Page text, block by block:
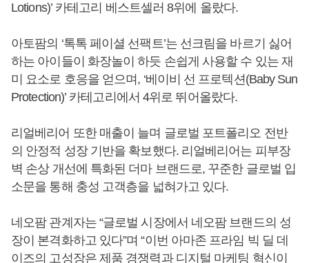
Lotions)’ 카테고리 베스트셀러 8위에 올랐다.
아토팜의 ‘톡톡 페이셜 선팩트’는 선크림을 바르기 싫어
하는 아이들이 화장놀이 하듯 손쉽게 사용할 수 있는 재
미 요소로 호응을 얻으며, ‘베이비 선 프로텍션(Baby Sun
Protection)’ 카테고리에서 4위로 뛰어올랐다.
리얼베리어 또한 매출이 늘며 글로벌 포트폴리오 전반
의 안정적 성장 기반을 확보했다. 리얼베리어는 피부장
벽 손상 개선에 특화된 더마 브랜드로, 꾸준한 글로벌 입
소문을 통해 충성 고객층을 넓혀가고 있다.
네오팜 관계자는 “글로벌 시장에서 네오팜 브랜드의 성
장이 본격화하고 있다”며 “이번 아마존 프라임 빅 딜 데
이즈의 고성장은 제품 경쟁력과 디지털 마케팅 혁신이